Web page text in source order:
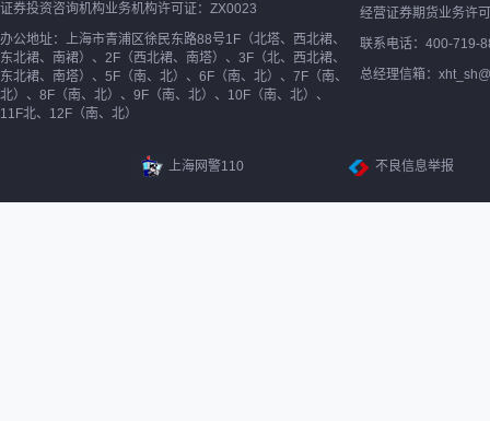
证券投资咨询机构业务机构许可证：ZX0023
办公地址：上海市青浦区徐民东路88号1F（北塔、西北裙、
东北裙、南裙）、2F（西北裙、南塔）、3F（北、西北裙、
东北裙、南塔）、5F（南、北）、6F（南、北）、7F（南、
北）、8F（南、北）、9F（南、北）、10F（南、北）、
11F北、12F（南、北）
经营证券期货业务许
联系电话：400-719-
总经理信箱：
上海网警110 不良信息举报